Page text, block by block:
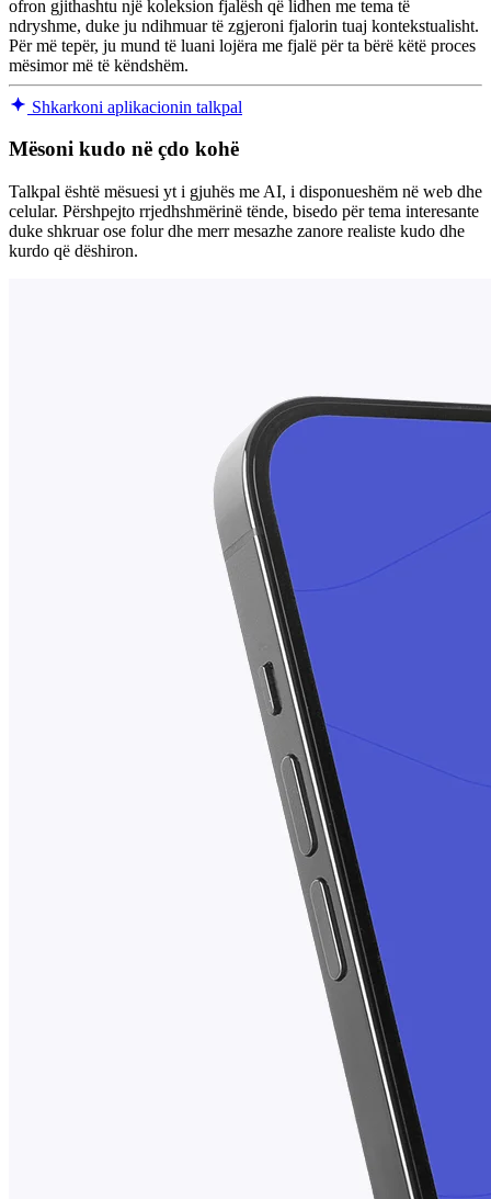
ofron gjithashtu një koleksion fjalësh që lidhen me tema të
ndryshme, duke ju ndihmuar të zgjeroni fjalorin tuaj kontekstualisht.
Për më tepër, ju mund të luani lojëra me fjalë për ta bërë këtë proces
mësimor më të këndshëm.
Shkarkoni aplikacionin talkpal
Mësoni kudo në çdo kohë
Talkpal është mësuesi yt i gjuhës me AI, i disponueshëm në web dhe
celular. Përshpejto rrjedhshmërinë tënde, bisedo për tema interesante
duke shkruar ose folur dhe merr mesazhe zanore realiste kudo dhe
kurdo që dëshiron.